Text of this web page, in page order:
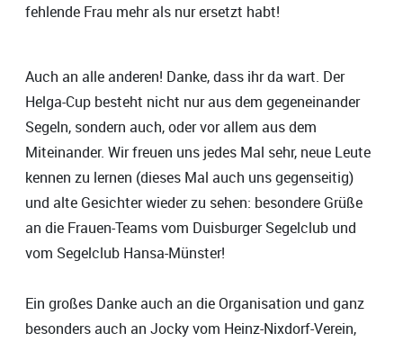
fehlende Frau mehr als nur ersetzt habt!
Auch an alle anderen! Danke, dass ihr da wart. Der
Helga-Cup besteht nicht nur aus dem gegeneinander
Segeln, sondern auch, oder vor allem aus dem
Miteinander. Wir freuen uns jedes Mal sehr, neue Leute
kennen zu lernen (dieses Mal auch uns gegenseitig)
und alte Gesichter wieder zu sehen: besondere Grüße
an die Frauen-Teams vom Duisburger Segelclub und
vom Segelclub Hansa-Münster!
Ein großes Danke auch an die Organisation und ganz
besonders auch an Jocky vom Heinz-Nixdorf-Verein,